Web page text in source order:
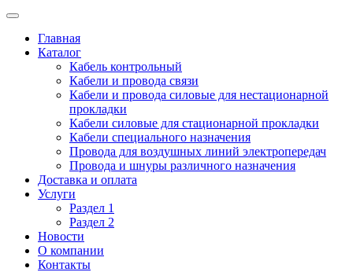
Главная
Каталог
Кабель контрольный
Кабели и провода связи
Кабели и провода силовые для нестационарной
прокладки
Кабели силовые для стационарной прокладки
Кабели специального назначения
Провода для воздушных линий электропередач
Провода и шнуры различного назначения
Доставка и оплата
Услуги
Раздел 1
Раздел 2
Новости
О компании
Контакты